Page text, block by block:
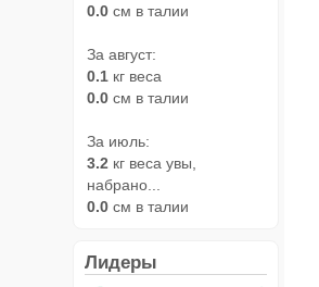
0.0 см в талии
За август:
0.1 кг веса
0.0 см в талии
За июль:
3.2 кг веса увы,
набрано...
0.0 см в талии
Лидеры